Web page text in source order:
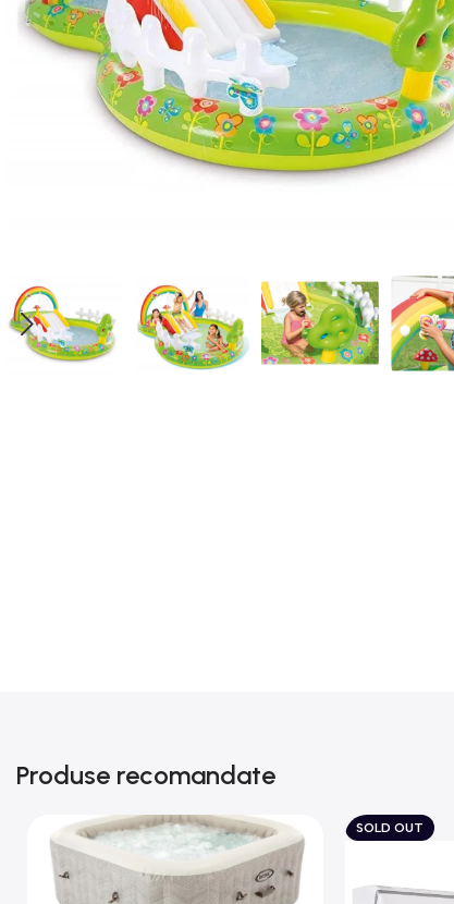
Produse recomandate
SOLD OUT